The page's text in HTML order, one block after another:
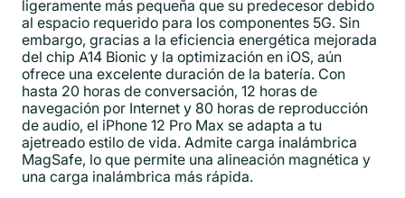
ligeramente más pequeña que su predecesor debido
al espacio requerido para los componentes 5G. Sin
embargo, gracias a la eficiencia energética mejorada
del chip A14 Bionic y la optimización en iOS, aún
ofrece una excelente duración de la batería. Con
hasta 20 horas de conversación, 12 horas de
navegación por Internet y 80 horas de reproducción
de audio, el iPhone 12 Pro Max se adapta a tu
ajetreado estilo de vida. Admite carga inalámbrica
MagSafe, lo que permite una alineación magnética y
una carga inalámbrica más rápida.